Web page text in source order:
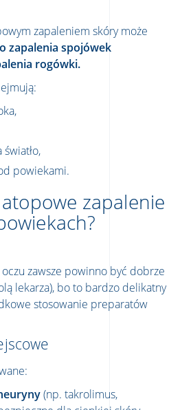
zapaleniem skóry może
zapalenia spojówek
rogówki.
powiekami.
atopowe zapalenie
oczu zawsze powinno być dobrze
lekarza), bo to bardzo delikatny
stosowanie preparatów
(np. takrolimus,